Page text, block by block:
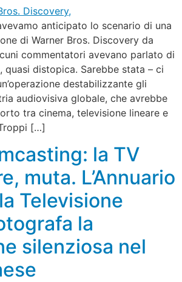
anticipato lo scenario di una
di Warner Bros. Discovery da
commentatori avevano parlato di
quasi distopica. Sarebbe stata – ci
destabilizzante gli
audiovisiva globale, che avrebbe
tra cinema, televisione lineare e
[…]
la TV
muta. L’Annuario
Televisione
la
silenziosa nel